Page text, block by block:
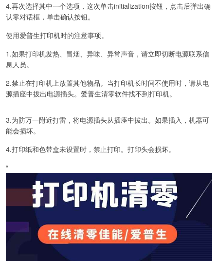
4.再次选择其中一个选项，这次单击initialization按钮，点击后弹出确
认零对话框，单击确认按钮。
使用爱普生打印机时的注意事项。
1.如果打印机发热、冒烟、异味、异常声音，请立即切断电源联系信
息人员。
2.禁止在打印机上放置其他物品。当打印机长时间不使用时，请从电
源插座中拔出电源插头。爱普生清零软件找不到打印机。
3.为防万一附近打雷，将电源插头从插座中拔出。如果插入，机器可
能会损坏。
4.打印纸和色带盒未设置时，禁止打印。打印头会损坏。
“